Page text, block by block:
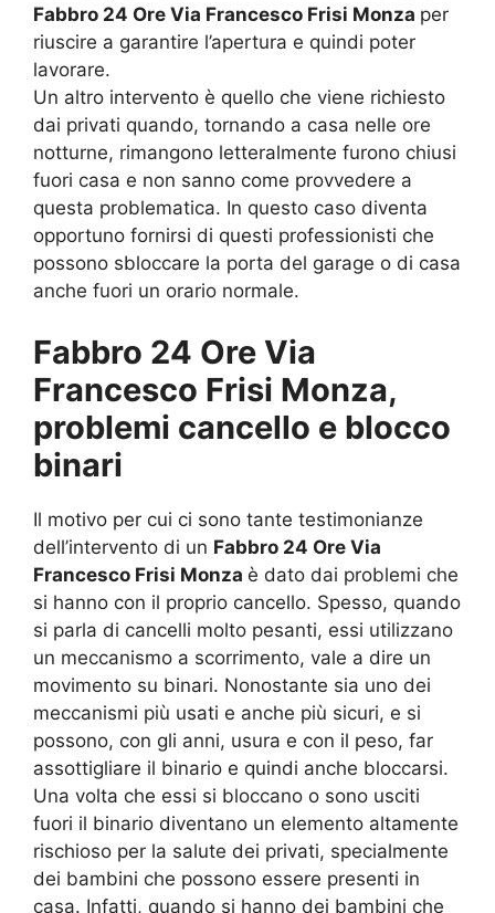
Fabbro 24 Ore Via Francesco Frisi Monza per
riuscire a garantire l’apertura e quindi poter
lavorare.
Un altro intervento è quello che viene richiesto
dai privati quando, tornando a casa nelle ore
notturne, rimangono letteralmente furono chiusi
fuori casa e non sanno come provvedere a
questa problematica. In questo caso diventa
opportuno fornirsi di questi professionisti che
possono sbloccare la porta del garage o di casa
anche fuori un orario normale.
Fabbro 24 Ore Via
Francesco Frisi Monza,
problemi cancello e blocco
binari
Il motivo per cui ci sono tante testimonianze
dell’intervento di un Fabbro 24 Ore Via
Francesco Frisi Monza è dato dai problemi che
si hanno con il proprio cancello. Spesso, quando
si parla di cancelli molto pesanti, essi utilizzano
un meccanismo a scorrimento, vale a dire un
movimento su binari. Nonostante sia uno dei
meccanismi più usati e anche più sicuri, e si
possono, con gli anni, usura e con il peso, far
assottigliare il binario e quindi anche bloccarsi.
Una volta che essi si bloccano o sono usciti
fuori il binario diventano un elemento altamente
rischioso per la salute dei privati, specialmente
dei bambini che possono essere presenti in
casa. Infatti, quando si hanno dei bambini che